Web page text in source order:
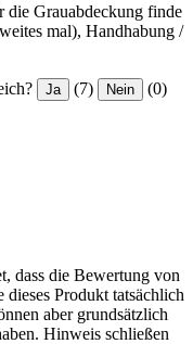
die Grauabdeckung finde
mal), Handhabung /
Ja (7) Nein (0)
dass die Bewertung von
Produkt tatsächlich
aber grundsätzlich
Hinweis schließen